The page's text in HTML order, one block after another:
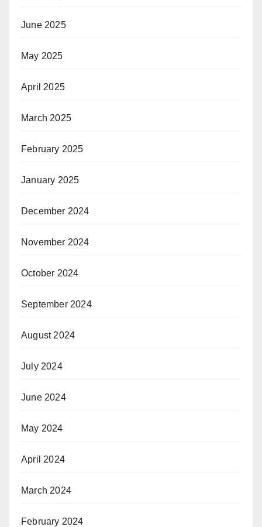
June 2025
May 2025
April 2025
March 2025
February 2025
January 2025
December 2024
November 2024
October 2024
September 2024
August 2024
July 2024
June 2024
May 2024
April 2024
March 2024
February 2024